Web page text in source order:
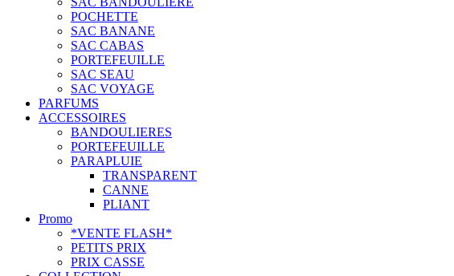
POCHETTE
SAC BANANE
SAC CABAS
PORTEFEUILLE
SAC SEAU
SAC VOYAGE
PARFUMS
ACCESSOIRES
BANDOULIERES
PORTEFEUILLE
PARAPLUIE
TRANSPARENT
CANNE
PLIANT
Promo
*VENTE FLASH*
PETITS PRIX
PRIX CASSE